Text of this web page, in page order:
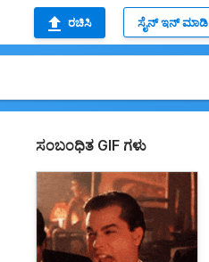
ರಚಿಸಿ ಸೈನ್ ಇನ್ ಮಾಡಿ
ಸಂಬಂಧಿತ GIF ಗಳು